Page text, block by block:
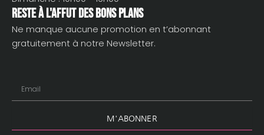
Reste à l'affut des bons plans
Ne manque aucune promotion en t’abonnant
gratuitement à notre Newsletter.
M'ABONNER